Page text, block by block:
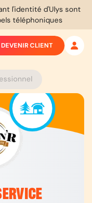
l'identité d'Ulys sont
téléphoniques
DEVENIR CLIENT